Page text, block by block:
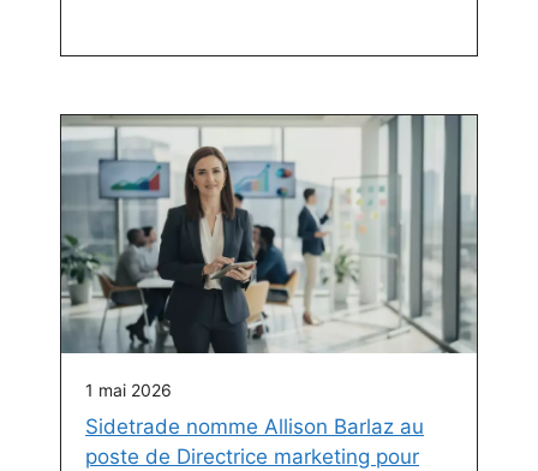
1 mai 2026
Sidetrade nomme Allison Barlaz au
poste de Directrice marketing pour